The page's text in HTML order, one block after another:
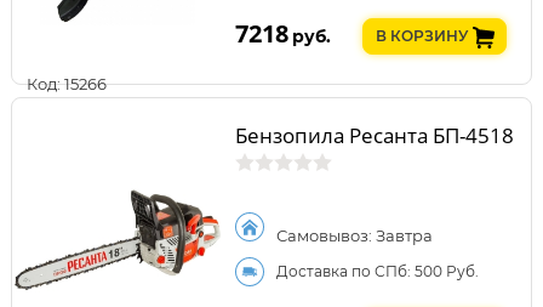
Код: 15266
7218 руб. В КОРЗИНУ
Бензопила Ресанта БП-4518
Самовывоз: Завтра
Доставка по СПб: 500 Руб.